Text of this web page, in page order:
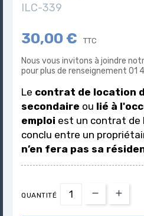
ILC-339
30,00 € TTC
Nous vous invitons à joindre
pour plus de renseignement 01
Le contrat de location
secondaire ou lié à
emploi est un contrat de
conclu entre un
n’en fera pas sa
QUANTITÉ